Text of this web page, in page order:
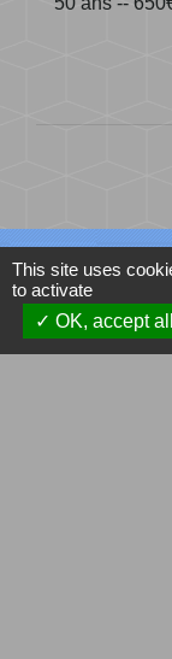
This site uses
to activate
OK, accept all